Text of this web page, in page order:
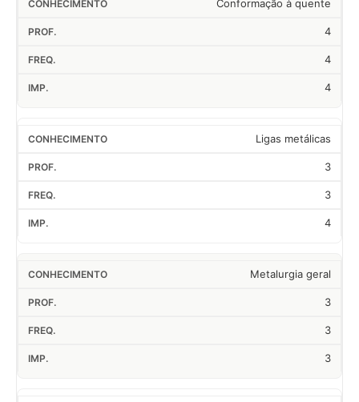
Conformação à quente
4
4
4
Ligas metálicas
3
3
4
Metalurgia geral
3
3
3